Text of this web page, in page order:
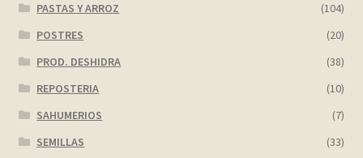
PASTAS Y ARROZ
(104)
POSTRES
(20)
PROD. DESHIDRA
(38)
REPOSTERIA
(10)
SAHUMERIOS
(7)
SEMILLAS
(33)